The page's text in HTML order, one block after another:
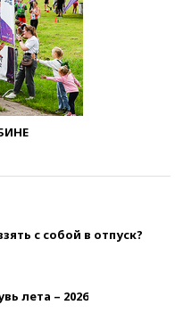
с собой в отпуск?
лета – 2026